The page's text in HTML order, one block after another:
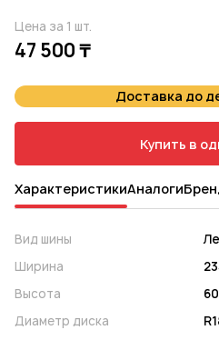
Цена за 1 шт.
47 500 ₸
Доставка до
Купить в
ХарактеристикиАналоги
Вид шины
Ширина
Высота
60
Диаметр диска